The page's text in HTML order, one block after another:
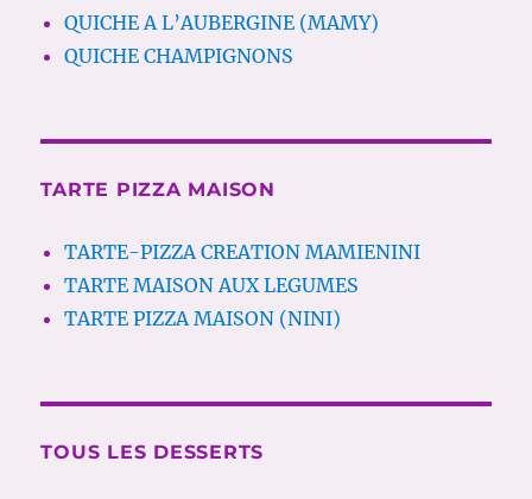
QUICHE A L’AUBERGINE (MAMY)
QUICHE CHAMPIGNONS
TARTE PIZZA MAISON
TARTE-PIZZA CREATION MAMIENINI
TARTE MAISON AUX LEGUMES
TARTE PIZZA MAISON (NINI)
TOUS LES DESSERTS